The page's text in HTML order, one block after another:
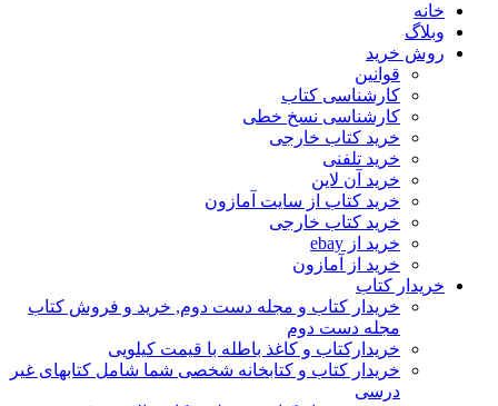
خانه
وبلاگ
روش خرید
قوانین
کارشناسی کتاب
کارشناسی نسخ خطی
خرید کتاب خارجی
خرید تلفنی
خرید آن لاین
خرید کتاب از سایت آمازون
خرید کتاب خارجی
خرید از ebay
خرید از آمازون
خریدار کتاب
خریدار کتاب و مجله دست دوم, خرید و فروش کتاب
مجله دست دوم
خریدارکتاب و کاغذ باطله با قیمت کیلویی
خریدار کتاب و کتابخانه شخصی شما شامل کتابهای غیر
درسی